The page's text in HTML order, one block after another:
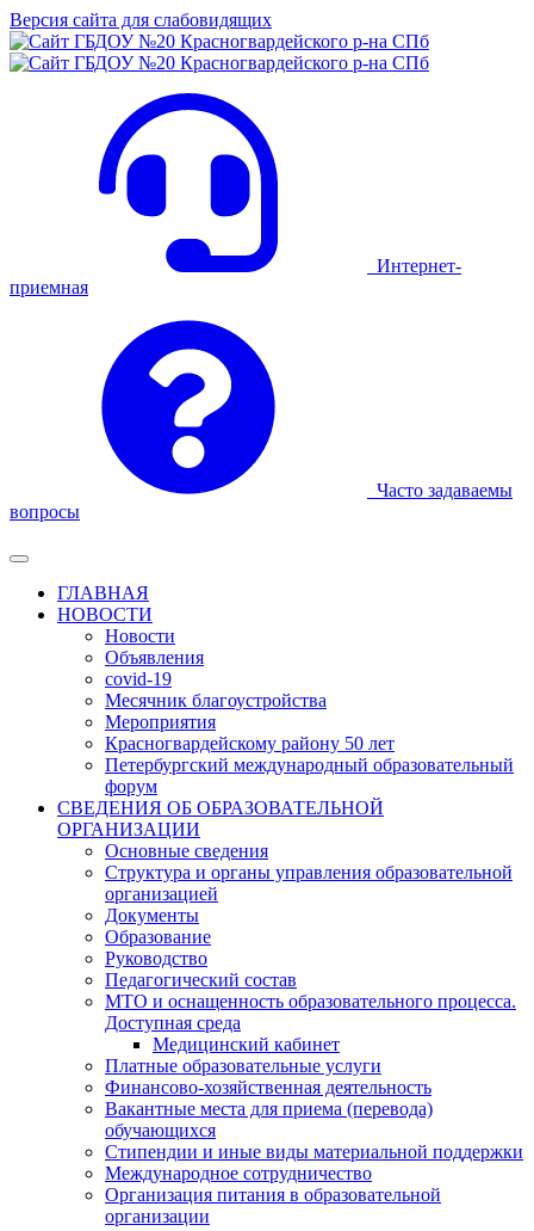
Версия сайта для слабовидящих
Интернет-
приемная
Часто задаваемы
вопросы
ГЛАВНАЯ
НОВОСТИ
Новости
Объявления
covid-19
Месячник благоустройства
Мероприятия
Красногвардейскому району 50 лет
Петербургский международный образовательный
форум
СВЕДЕНИЯ ОБ ОБРАЗОВАТЕЛЬНОЙ
ОРГАНИЗАЦИИ
Основные сведения
Структура и органы управления образовательной
организацией
Документы
Образование
Руководство
Педагогический состав
МТО и оснащенность образовательного процесса.
Доступная среда
Медицинский кабинет
Платные образовательные услуги
Финансово-хозяйственная деятельность
Вакантные места для приема (перевода)
обучающихся
Стипендии и иные виды материальной поддержки
Международное сотрудничество
Организация питания в образовательной
организации